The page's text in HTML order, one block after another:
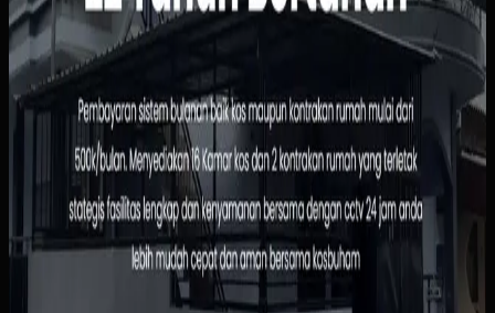
Kami menyusun website dengan informasi kamar yang
jelas, alur pemesanan yang sederhana, dan dasbor
pengelolaan penghuni serta pembayaran. Pemilik bisa
melihat status sewa dengan lebih cepat, sementara calon
penghuni tidak perlu menunggu chat manual untuk
informasi dasar.
Baca studi kasus